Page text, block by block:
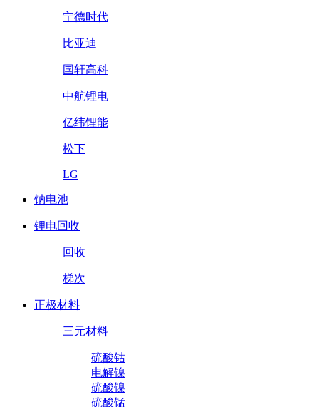
宁德时代
比亚迪
国轩高科
中航锂电
亿纬锂能
松下
LG
钠电池
锂电回收
回收
梯次
正极材料
三元材料
硫酸钴
电解镍
硫酸镍
硫酸锰